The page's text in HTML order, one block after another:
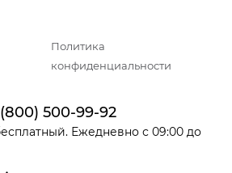
Политика
конфиденциальности
500-99-92
Ежедневно с 09:00 до